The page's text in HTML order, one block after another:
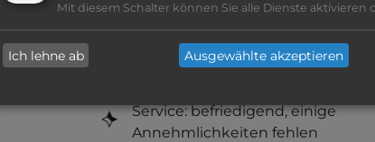
Hygiene: gut
Service: befriedigend, einige
Annehmlichkeiten fehlen
Mit diesem Schalter können Sie alle Dienste aktivieren
Ich lehne ab Ausgewählte akzeptieren